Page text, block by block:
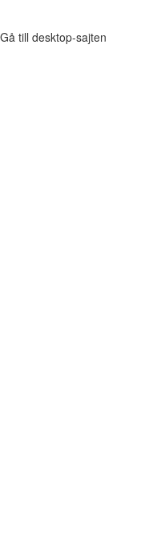
Gå till desktop-sajten